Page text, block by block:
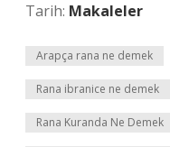
Tarih: Makaleler
Arapça rana ne demek
Rana ibranice ne demek
Rana Kuranda Ne Demek